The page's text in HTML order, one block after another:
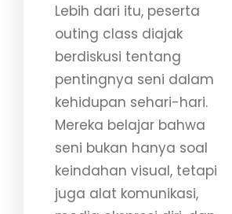
Lebih dari itu, peserta
outing class diajak
berdiskusi tentang
pentingnya seni dalam
kehidupan sehari-hari.
Mereka belajar bahwa
seni bukan hanya soal
keindahan visual, tetapi
juga alat komunikasi,